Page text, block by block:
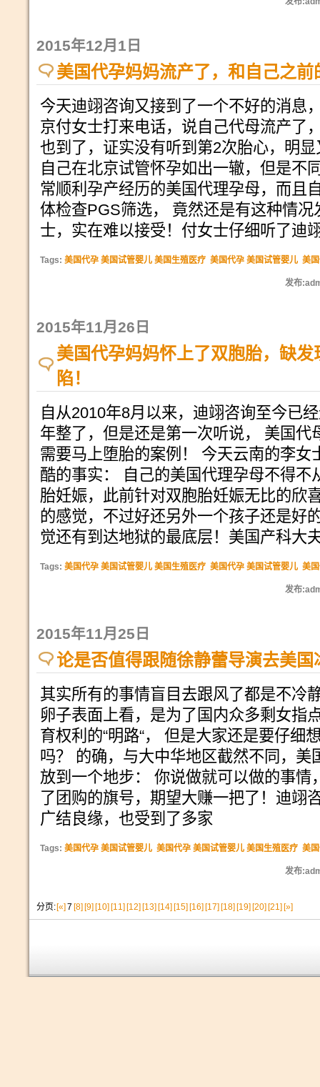
2015年12月1日
美国代孕妈妈流产了，和自己之
今天迪翊咨询又接到了一个不好的消息
京付女士打来电话，说自己代母流产了
也到了，证实没有听到第2次胎心，明
自己在北京试管怀孕如出一辙，但是不
常顺利孕产经历的美国代理孕母，而且
体检查PGS筛选， 竟然还是有这种情
士，实在难以接受！付女士仔细听了迪
Tags: 美国代孕 美国试管婴儿 美国生殖医疗 美国代孕 美国试管婴儿 美
发布
2015年11月26日
美国代孕妈妈怀上了双胞胎，缺
陷！
自从2010年8月以来，迪翊咨询至今已
年整了，但是还是第一次听说， 美国代
需要马上堕胎的案例！ 今天云南的李女
酷的事实： 自己的美国代理孕母不得不
胎妊娠，此前针对双胞胎妊娠无比的欣
的感觉，不过好还另外一个孩子还是好
觉还有到达地狱的最底层！美国产科大
Tags: 美国代孕 美国试管婴儿 美国生殖医疗 美国代孕 美国试管婴儿 美
发布
2015年11月25日
论是否值得跟随徐静蕾导演去美国
其实所有的事情盲目去跟风了都是不冷
卵子表面上看，是为了国内众多剩女指
育权利的“明路“， 但是大家还是要仔细
吗？ 的确，与大中华地区截然不同，美
放到一个地步： 你说做就可以做的事情
了团购的旗号，期望大赚一把了！迪翊
广结良缘，也受到了多家
Tags: 美国代孕 美国试管婴儿 美国代孕 美国试管婴儿 美国生殖医疗 美
发布
分页:[«] 7 [8] [9] [10] [11] [12] [13] [14] [15] [16] [17] [18] [19] [20] [21] [»]